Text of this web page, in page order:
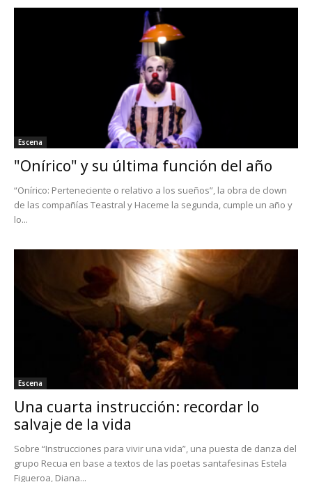
Escena
"Onírico" y su última función del año
“Onírico: Perteneciente o relativo a los sueños”, la obra de clown
de las compañías Teastral y Haceme la segunda, cumple un año y
lo...
Escena
Una cuarta instrucción: recordar lo
salvaje de la vida
Sobre “Instrucciones para vivir una vida”, una puesta de danza del
grupo Recua en base a textos de las poetas santafesinas Estela
Figueroa, Diana...